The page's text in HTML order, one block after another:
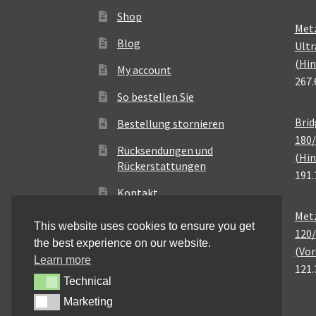
Shop
Blog
My account
So bestellen Sie
Bestellung stornieren
Rücksendungen und
Rückerstattungen
Kontakt
This website uses cookies to ensure you get
the best experience on our website.
Learn more
TechnicalTechnical
MarketingMarketing